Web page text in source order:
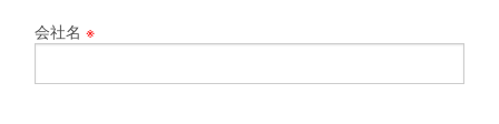
会社名 ※